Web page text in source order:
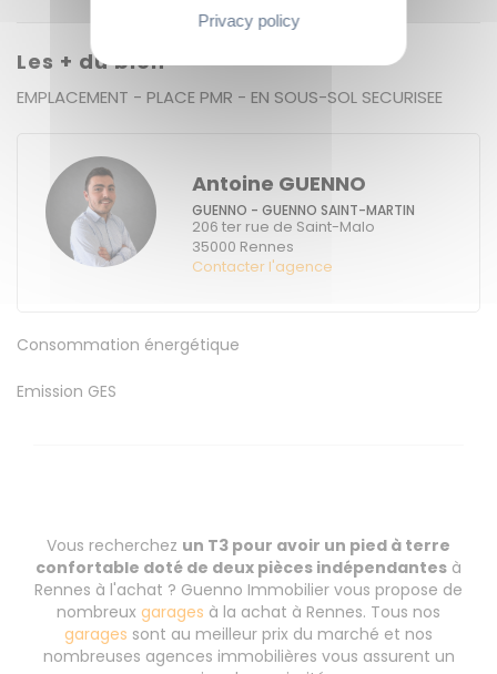
Les + du bien
EMPLACEMENT - PLACE PMR - EN SOUS-SOL SECURISEE
Antoine GUENNO
GUENNO - GUENNO SAINT-MARTIN
206 ter rue de Saint-Malo
35000 Rennes
Contacter l'agence
Consommation énergétique
Emission GES
Vous recherchez un T3 pour avoir un pied à terre
confortable doté de deux pièces indépendantes à
Rennes à l'achat ? Guenno Immobilier vous propose de
nombreux garages à la achat à Rennes. Tous nos
garages sont au meilleur prix du marché et nos
nombreuses agences immobilières vous assurent un
Privacy policy